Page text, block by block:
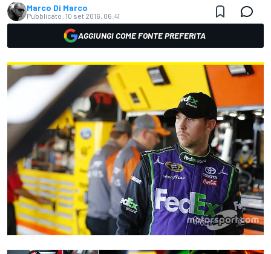
Marco Di Marco
Pubblicato: 10 set 2016, 06:41
AGGIUNGI COME FONTE PREFERITA